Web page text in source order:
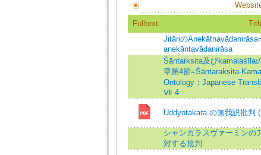
Fulltext
Jitāriの
anekāntavādanirāsa
Śāntarksita及びkamalaśīla
章第4節=Śāntarakṣita-
Ontology：Japanese
Ⅶ 4
Uddyotakara の無我説批判
シャンカラスヴァーミンの
対する批判